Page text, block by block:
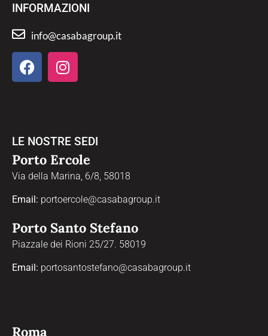
INFORMAZIONI
info@casabagroup.it
LE NOSTRE SEDI
Porto Ercole
Via della Marina, 6/8, 58018
Email: portoercole@casabagroup.it
Porto Santo Stefano
Piazzale dei Rioni 25/27. 58019
Email: portosantostefano@casabagroup.it
Roma